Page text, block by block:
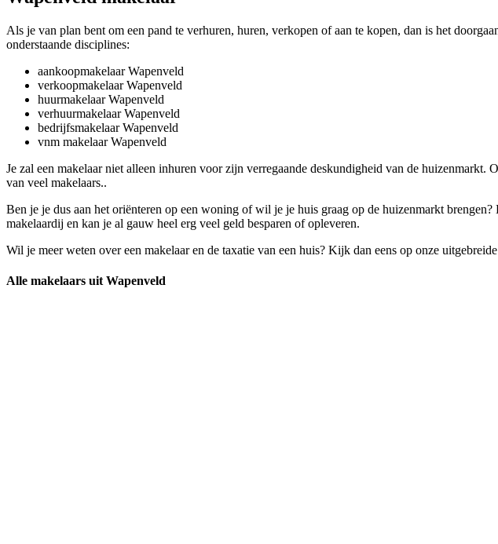
Als je van plan bent om een pand te verhuren, huren, verkopen of aan te kopen, dan is het
onderstaande disciplines:
aankoopmakelaar Wapenveld
verkoopmakelaar Wapenveld
huurmakelaar Wapenveld
verhuurmakelaar Wapenveld
bedrijfsmakelaar Wapenveld
vnm makelaar Wapenveld
Je zal een makelaar niet alleen inhuren voor zijn verregaande deskundigheid van de
van veel makelaars..
Ben je je dus aan het oriënteren op een woning of wil je je huis graag op de huizenmarkt
makelaardij en kan je al gauw heel erg veel geld besparen of opleveren.
Wil je meer weten over een makelaar en de taxatie van een huis? Kijk dan eens op onze
Alle makelaars uit Wapenveld